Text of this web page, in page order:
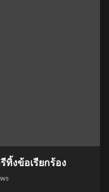
งข้อเรียกร้อง